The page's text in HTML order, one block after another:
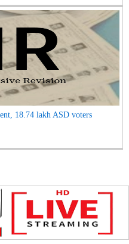
18.74 lakh ASD voters